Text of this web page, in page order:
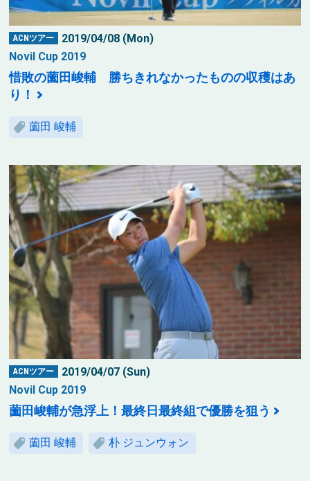
ACNツアー
2019/04/08 (Mon)
Novil Cup 2019
惜敗の薗田峻輔 勝ちきれなかったものの収穫はあ
り！
薗田 峻輔
ACNツアー
2019/04/07 (Sun)
Novil Cup 2019
薗田峻輔が急浮上！最終日最終組で優勝を狙う
薗田 峻輔 朴 ジュンウォン